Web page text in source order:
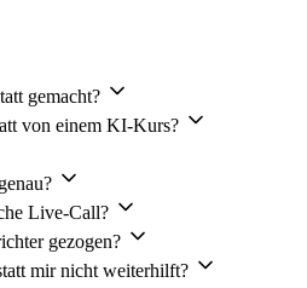
gemacht?
von einem KI-Kurs?
Live-Call?
gezogen?
mir nicht weiterhilft?